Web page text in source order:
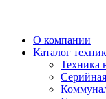
О компании
Каталог
Техника